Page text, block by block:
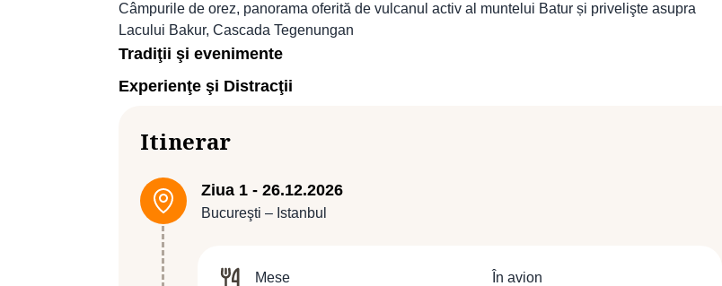
Câmpurile de orez, panorama oferită de vulcanul activ al muntelui Batur și privelişte asupra
Lacului Bakur, Cascada Tegenungan
Tradiţii şi evenimente
Experienţe şi Distracţii
Itinerar
Ziua 1 - 26.12.2026
Bucureşti – Istanbul
Mese În avion